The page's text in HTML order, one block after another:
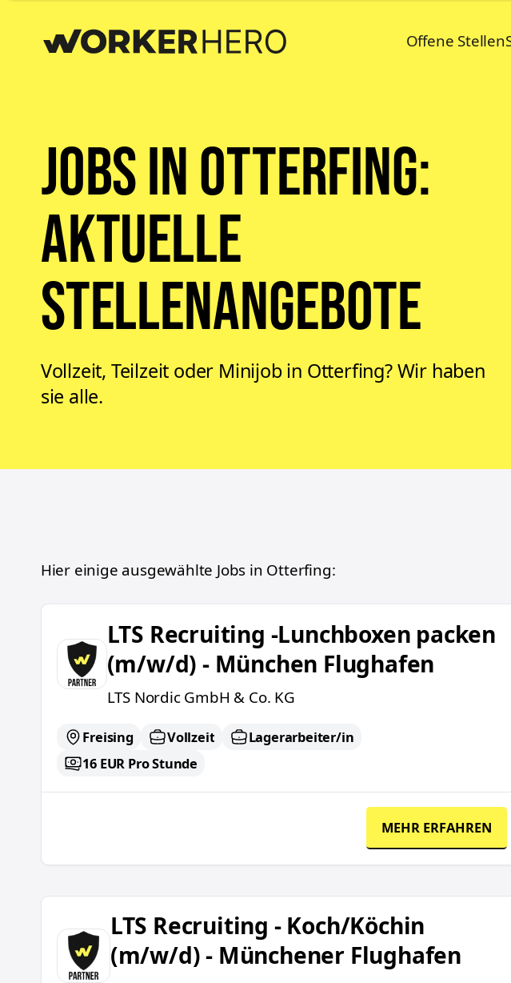
Offene Stellen
Jobs in Otterfing:
aktuelle
Stellenangebote
Vollzeit, Teilzeit oder Minijob in Otterfing? Wir haben
sie alle.
Hier einige ausgewählte Jobs in Otterfing:
LTS Recruiting -Lunchboxen packen (m/w/d) - München Flughafen
LTS Recruiting -Lunchboxen packen
(m/w/d) - München Flughafen
LTS Nordic GmbH & Co. KG
Freising Vollzeit
Lagerarbeiter/in
16 EUR Pro Stunde
MEHR ERFAHREN
LTS Recruiting - Koch/Köchin (m/w/d) - Münchener Flughafen
LTS Recruiting - Koch/Köchin
(m/w/d) - Münchener Flughafen